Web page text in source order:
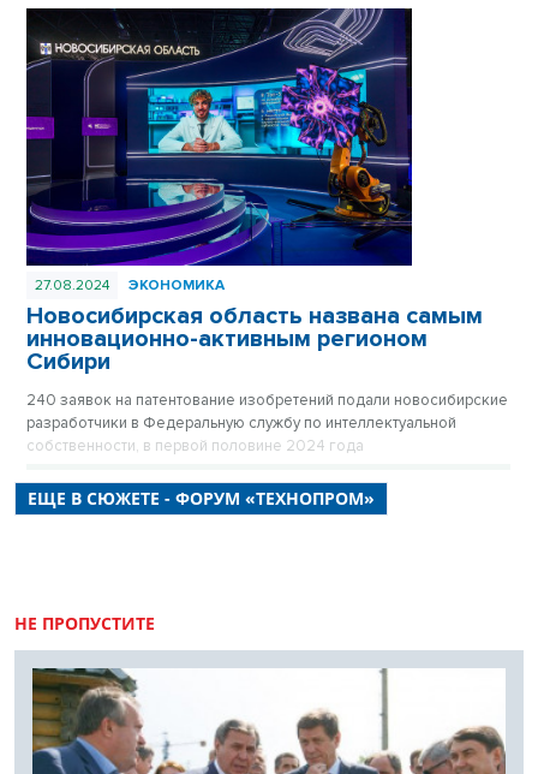
27.08.2024 ЭКОНОМИКА
Новосибирская область названа самым
инновационно-активным регионом
Сибири
240 заявок на патентование изобретений подали новосибирские
разработчики в Федеральную службу по интеллектуальной
собственности, в первой половине 2024 года
ЕЩЕ В СЮЖЕТЕ - ФОРУМ «ТЕХНОПРОМ»
НЕ ПРОПУСТИТЕ